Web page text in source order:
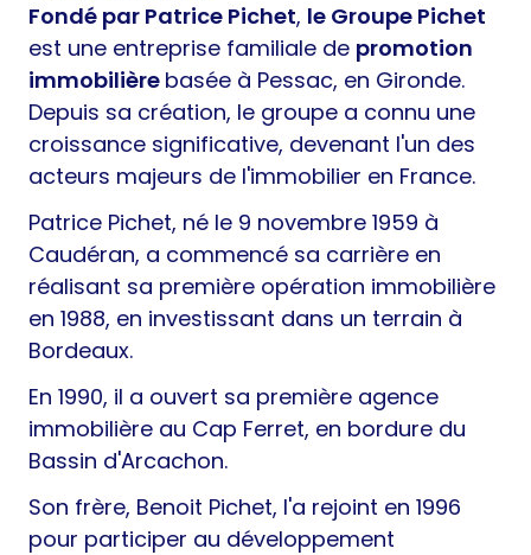
Fondé par Patrice Pichet, le Groupe Pichet
est une entreprise familiale de promotion
immobilière basée à Pessac, en Gironde.
Depuis sa création, le groupe a connu une
croissance significative, devenant l'un des
acteurs majeurs de l'immobilier en France.
Patrice Pichet, né le 9 novembre 1959 à
Caudéran, a commencé sa carrière en
réalisant sa première opération immobilière
en 1988, en investissant dans un terrain à
Bordeaux.
En 1990, il a ouvert sa première agence
immobilière au Cap Ferret, en bordure du
Bassin d'Arcachon.
Son frère, Benoit Pichet, l'a rejoint en 1996
pour participer au développement